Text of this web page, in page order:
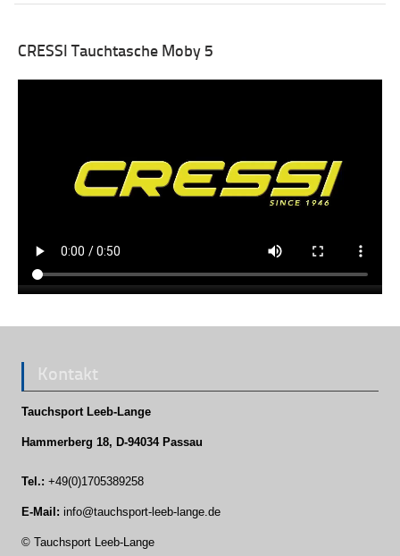
CRESSI Tauchtasche Moby 5
Kontakt
Tauchsport Leeb-Lange
Hammerberg 18, D-94034 Passau
Tel.: +49(0)1705389258
E-Mail: info@tauchsport-leeb-lange.de
© Tauchsport Leeb-Lange